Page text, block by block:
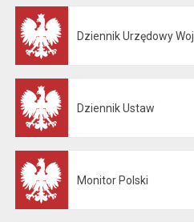
Dziennik Urzędowy
Dziennik Ustaw
Monitor Polski